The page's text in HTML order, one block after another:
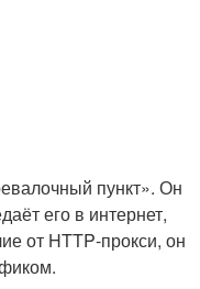
пункт». Он
его в интернет,
от HTTP‑прокси, он